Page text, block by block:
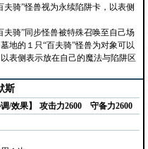
骑”怪兽视为永续陷阱卡，以表侧
骑”同步怪兽被特殊召唤至自己场
地的１只“百夫骑”怪兽为对象可以
表侧表示放在自己的魔法与陷阱区
斯
/效果】
攻击力2600 守备力2600